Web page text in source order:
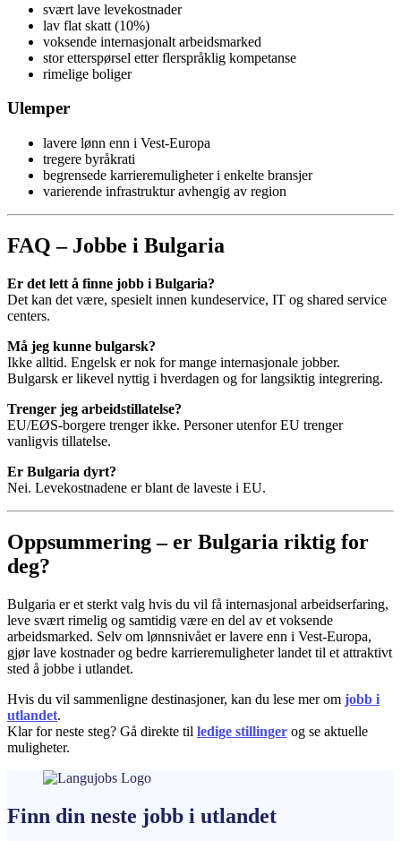
svært lave levekostnader
lav flat skatt (10%)
voksende internasjonalt arbeidsmarked
stor etterspørsel etter flerspråklig kompetanse
rimelige boliger
Ulemper
lavere lønn enn i Vest-Europa
tregere byråkrati
begrensede karrieremuligheter i enkelte bransjer
varierende infrastruktur avhengig av region
FAQ – Jobbe i Bulgaria
Er det lett å finne jobb i Bulgaria?
Det kan det være, spesielt innen kundeservice, IT og shared service
centers.
Må jeg kunne bulgarsk?
Ikke alltid. Engelsk er nok for mange internasjonale jobber.
Bulgarsk er likevel nyttig i hverdagen og for langsiktig integrering.
Trenger jeg arbeidstillatelse?
EU/EØS-borgere trenger ikke. Personer utenfor EU trenger
vanligvis tillatelse.
Er Bulgaria dyrt?
Nei. Levekostnadene er blant de laveste i EU.
Oppsummering – er Bulgaria riktig for
deg?
Bulgaria er et sterkt valg hvis du vil få internasjonal arbeidserfaring,
leve svært rimelig og samtidig være en del av et voksende
arbeidsmarked. Selv om lønnsnivået er lavere enn i Vest-Europa,
gjør lave kostnader og bedre karrieremuligheter landet til et attraktivt
sted å jobbe i utlandet.
Hvis du vil sammenligne destinasjoner, kan du lese mer om jobb i
utlandet.
Klar for neste steg? Gå direkte til ledige stillinger og se aktuelle
muligheter.
Finn din neste jobb i utlandet